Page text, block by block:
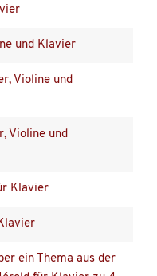
und Klavier
Violine und
Violine und
Klavier
ein Thema aus der